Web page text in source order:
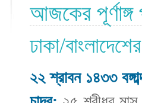
আজকের পূর্ণাঙ্গ
ঢাকা/
২২ শ্রাবন ১৪৩৩